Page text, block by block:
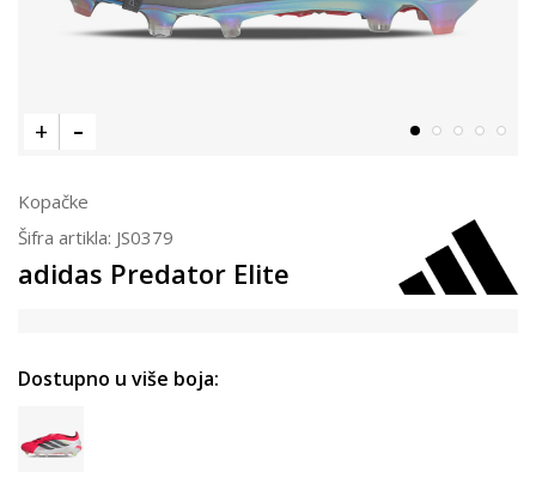
Kopačke
Šifra artikla: JS0379
adidas Predator Elite
Dostupno u više boja: